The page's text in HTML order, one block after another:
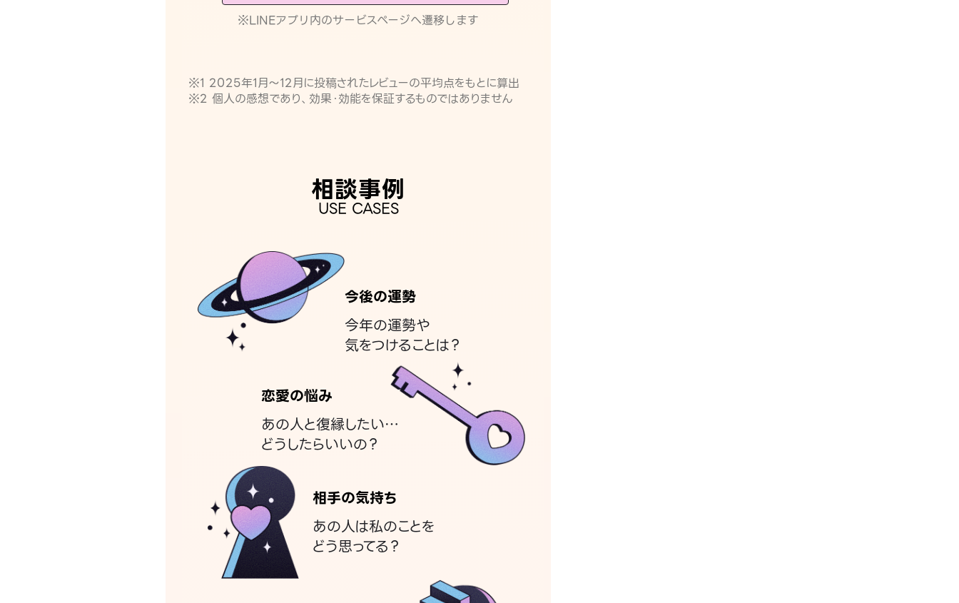
※LINEアプリ内のサービスページへ遷移します
※1 2025年1月〜12月に投稿されたレビューの平均点をもとに算出
※2 個人の感想であり、効果・効能を保証するものではありません
相談事例
USE CASES
今後の運勢
今年の運勢や
気をつけることは？
恋愛の悩み
あの人と復縁したい…
どうしたらいいの？
相手の気持ち
あの人は私のことを
どう思ってる？